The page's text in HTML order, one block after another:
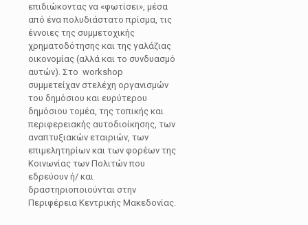
επιδιώκοντας να «φωτίσει», μέσα
από ένα πολυδιάστατο πρίσμα, τις
έννοιες της συμμετοχικής
χρηματοδότησης και της γαλάζιας
οικονομίας (αλλά και το συνδυασμό
αυτών). Στο workshop
συμμετείχαν στελέχη οργανισμών
του δημόσιου και ευρύτερου
δημόσιου τομέα, της τοπικής και
περιφερειακής αυτοδιοίκησης, των
αναπτυξιακών εταιριών, των
επιμελητηρίων και των φορέων της
Κοινωνίας των Πολιτών που
εδρεύουν ή/ και
δραστηριοποιούνται στην
Περιφέρεια Κεντρικής Μακεδονίας.